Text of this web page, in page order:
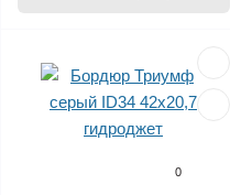
0